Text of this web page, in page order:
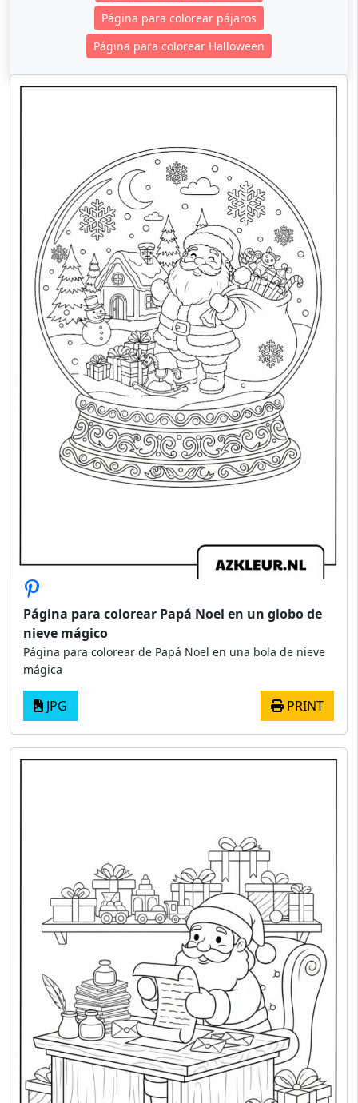
Página para colorear pájaros
Página para colorear Halloween
Página para colorear Papá Noel en un globo de
nieve mágico
Página para colorear de Papá Noel en una bola de nieve
mágica
JPG PRINT